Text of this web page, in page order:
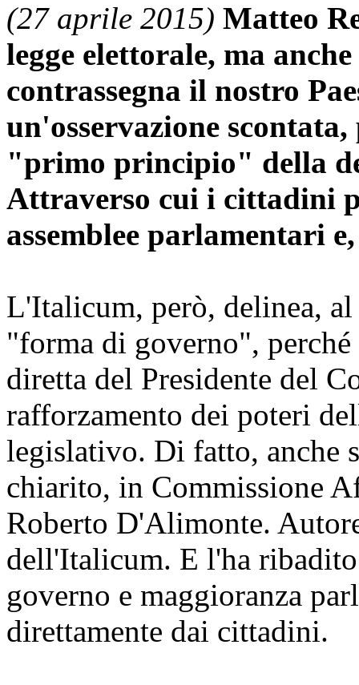
(27 aprile 2015) Matteo
legge elettorale, ma
contrassegna il nostro
un'osservazione
"primo principio" della
Attraverso cui i cittadini
assemblee parlamentari
L'Italicum, però, delinea,
"forma di governo",
diretta del Presidente del
rafforzamento dei poteri
legislativo. Di fatto, anche
chiarito, in Commissione
Roberto D'Alimonte.
dell'Italicum. E l'ha
governo e maggioranza
direttamente dai cittadini.